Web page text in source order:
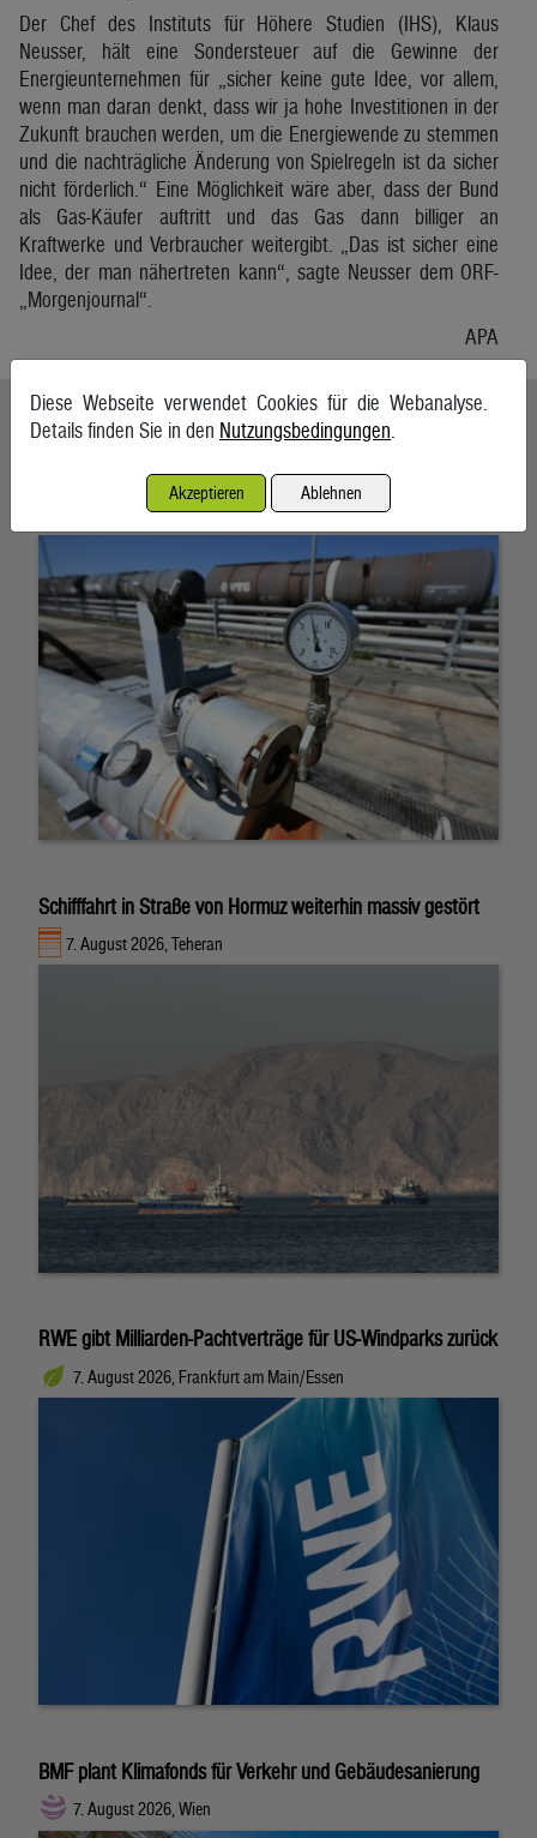
Der Chef des Instituts für Höhere Studien (IHS), Klaus
Neusser, hält eine Sondersteuer auf die Gewinne der
Energieunternehmen für „sicher keine gute Idee, vor allem,
wenn man daran denkt, dass wir ja hohe Investitionen in der
Zukunft brauchen werden, um die Energiewende zu stemmen
und die nachträgliche Änderung von Spielregeln ist da sicher
nicht förderlich.“ Eine Möglichkeit wäre aber, dass der Bund
als Gas-Käufer auftritt und das Gas dann billiger an
Kraftwerke und Verbraucher weitergibt. „Das ist sicher eine
Idee, der man nähertreten kann“, sagte Neusser dem ORF-
„Morgenjournal“.
APA
Ähnliche Artikel weiterlesen
Energieimporte trieben im Mai die Einfuhren an
7. August 2026, Wien
Schifffahrt in Straße von Hormuz weiterhin massiv gestört
7. August 2026, Teheran
RWE gibt Milliarden-Pachtverträge für US-Windparks zurück
7. August 2026, Frankfurt am Main/Essen
BMF plant Klimafonds für Verkehr und Gebäudesanierung
7. August 2026, Wien
Diese Webseite verwendet Cookies für die Webanalyse.
Details finden Sie in den Nutzungsbedingungen
Akzeptieren Ablehnen